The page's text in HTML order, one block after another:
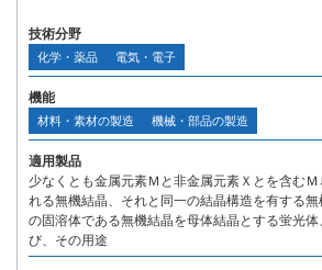
技術分野
化学・薬品 電気・電子
機能
材料・素材の製造 機械・部品の製造
適用製品
少なくとも金属元素Ｍと非金属元素Ｘとを含む
れる無機結晶、それと同一の結晶構造を有する
の固溶体である無機結晶を母体結晶とする蛍光
び、その用途